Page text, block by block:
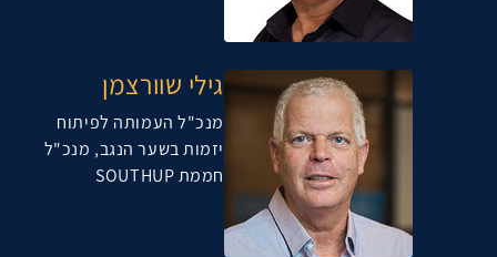
גילי שוורצמן
מנכ"ל העמותה לפיתוח
יזמות בשער הנגב, מנכ"ל
חממת SOUTHUP